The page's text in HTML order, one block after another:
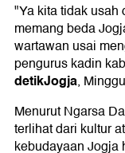
"Ya kita tidak
memang beda
wartawan usai
pengurus kadin
detikJogja,
Menurut Ngarsa
terlihat dari kultur
kebudayaan Jogja